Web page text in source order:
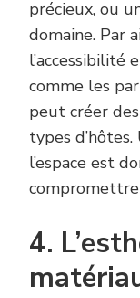
précieux, ou
domaine. Par
l’accessibilité
comme les
peut créer
types
l’espace est
compromettre
4.